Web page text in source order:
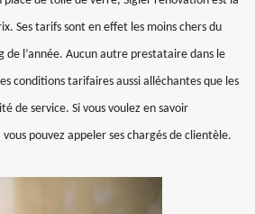
Ses tarifs sont en effet les moins chers du
de l’année. Aucun autre prestataire dans le
conditions tarifaires aussi alléchantes que les
de service. Si vous voulez en savoir
pouvez appeler ses chargés de clientèle.